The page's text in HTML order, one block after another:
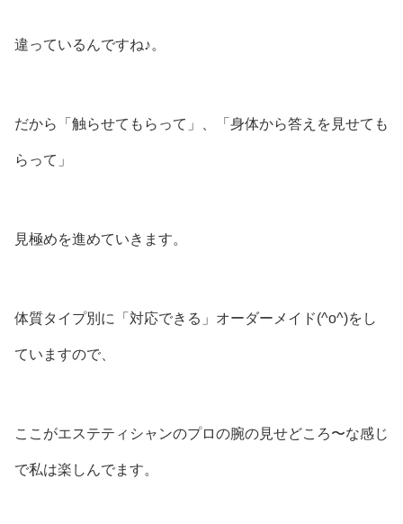
違っているんですね♪。
だから「触らせてもらって」、「身体から答えを見せても
らって」
見極めを進めていきます。
体質タイプ別に「対応できる」オーダーメイド(^o^)をし
ていますので、
ここがエステティシャンのプロの腕の見せどころ〜な感じ
で私は楽しんでます。